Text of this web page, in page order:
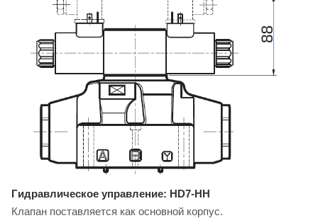
Гидравлическое управление: HD7-HH
Клапан поставляется как основной корпус.